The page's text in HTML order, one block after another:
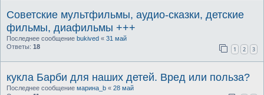
Советские мультфильмы, аудио-сказки, детские
фильмы, диафильмы +++
Последнее сообщение bukived « 31 май
Ответы: 18 1 2 3
кукла Барби для наших детей. Вред или польза?
Последнее сообщение марина_b « 28 май